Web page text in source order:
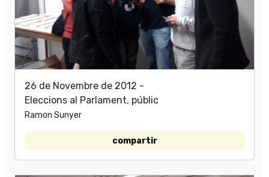
26 de Novembre de 2012 -
Eleccions al Parlament, públic
Ramon Sunyer
compartir